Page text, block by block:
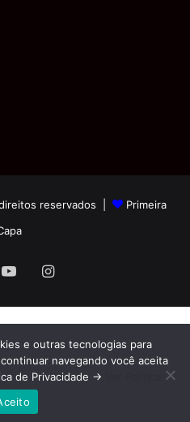
reservados |
Primeira
YouTubeInstagram
e outras tecnologias para
navegando você aceita
de Privacidade ->